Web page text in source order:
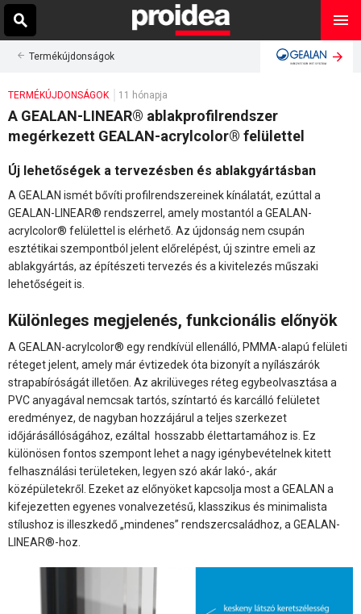
Termékújdonságok
TERMÉKÚJDONSÁGOK 11 hónapja
A GEALAN-LINEAR® ablakprofilrendszer
megérkezett GEALAN-acrylcolor® felülettel
Új lehetőségek a tervezésben és ablakgyártásban
A GEALAN ismét bővíti profilrendszereinek kínálatát, ezúttal a
GEALAN-LINEAR® rendszerrel, amely mostantól a GEALAN-
acrylcolor® felülettel is elérhető. Az újdonság nem csupán
esztétikai szempontból jelent előrelépést, új szintre emeli az
ablakgyártás, az építészeti tervezés és a kivitelezés műszaki
lehetőségeit is.
Különleges megjelenés, funkcionális előnyök
A GEALAN-acrylcolor® egy rendkívül ellenálló, PMMA-alapú felületi
réteget jelent, amely már évtizedek óta bizonyít a nyílászárók
strapabíróságát illetően. Az akrilüveges réteg egybeolvasztása a
PVC anyagával nemcsak tartós, színtartó és karcálló felületet
eredményez, de nagyban hozzájárul a teljes szerkezet
időjárásállóságához, ezáltal hosszabb élettartamához is. Ez
különösen fontos szempont lehet a nagy igénybevételnek kitett
felhasználási területeken, legyen szó akár lakó-, akár
középületekről. Ezeket az előnyöket kapcsolja most a GEALAN a
kifejezetten egyenes vonalvezetésű, klasszikus és minimalista
stílushoz is illeszkedő „mindenes” rendszercsaládhoz, a GEALAN-
LINEAR®-hoz.